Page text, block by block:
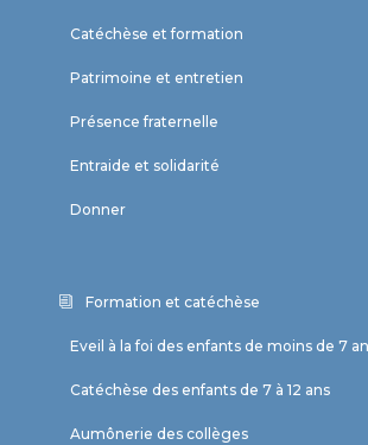
Catéchèse et formation
Patrimoine et entretien
Présence fraternelle
Entraide et solidarité
Donner
Formation et catéchèse
Eveil à la foi des enfants de moins de 7
Catéchèse des enfants de 7 à 12 ans
Aumônerie des collèges